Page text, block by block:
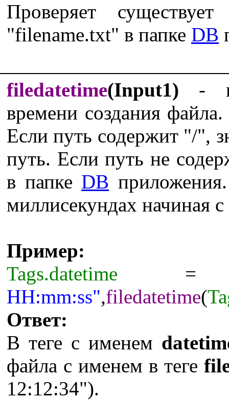
Проверяет
"filename.txt" в папке DB
filedatetime(Input1) -
времени создания
Если путь содержит "/",
путь. Если путь не
в папке DB
миллисекундах начиная
Пример:
Tags.datetime
HH:mm:ss",filedatetime(
Ответ:
В теге с именем
файла с именем в теге
12:12:34").